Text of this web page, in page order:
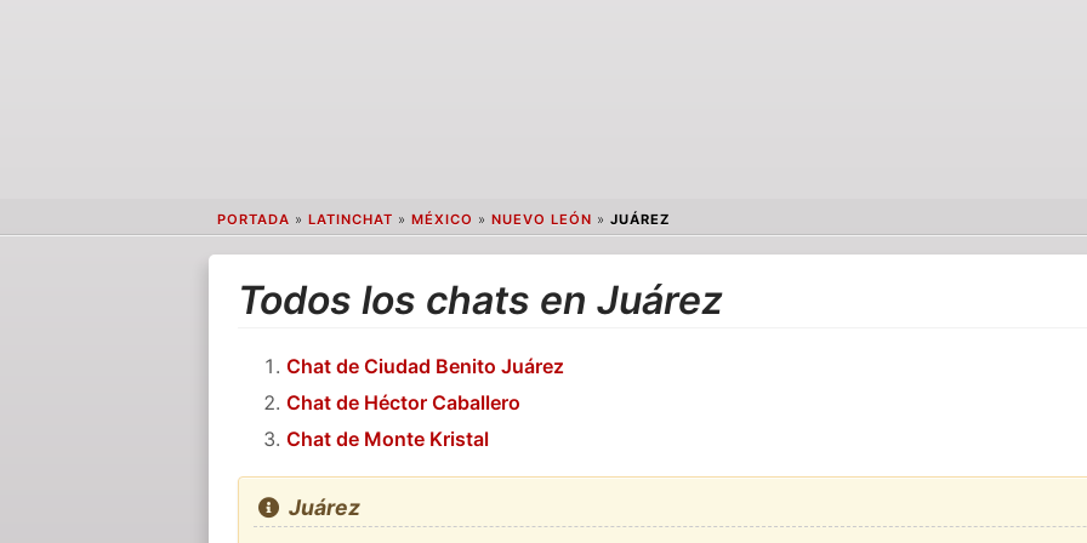
PORTADA » LATINCHAT » MÉXICO » NUEVO LEÓN » JUÁREZ
Todos los chats en Juárez
Chat de Ciudad Benito Juárez
Chat de Héctor Caballero
Chat de Monte Kristal
Juárez